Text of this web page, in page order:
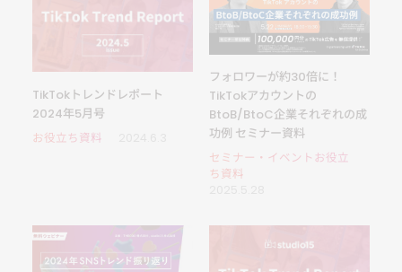
TikTokトレンドレポート
2024年5月号
お役立ち資料
フォロワーが約30倍に！
TikTokアカウントの
BtoB/BtoC企業それぞれの成
功例 セミナー資料
セミナー・イベントお役立
ち資料